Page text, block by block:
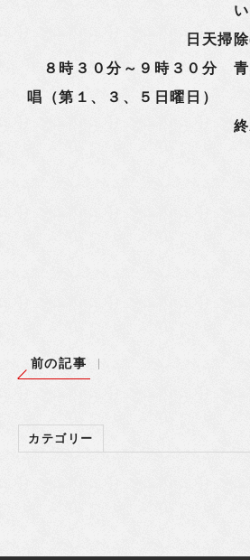
いただきま
日天掃除(朝の
８時３０分～９時３０分 青
唱（第１、３、５日曜日）
終わって
前の記事
カテゴリー